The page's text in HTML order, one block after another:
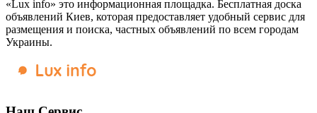
«Lux info» это информационная площадка. Бесплатная доска
объявлений Киев, которая предоставляет удобный сервис для
размещения и поиска, частных объявлений по всем городам
Украины.